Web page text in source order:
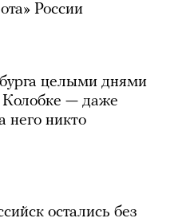
России
целыми днями
— даже
него никто
остались без